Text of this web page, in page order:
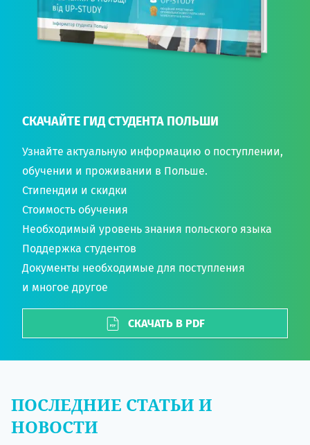
СКАЧАЙТЕ ГИД СТУДЕНТА ПОЛЬШИ
Узнайте актуальную информацию о поступлении,
обучении и проживании в Польше.
Стипендии и скидки
Стоимость обучения
Необходимый уровень знания польского языка
Поддержка студентов
Документы необходимые для поступления
и многое другое
СКАЧАТЬ В PDF
ПОСЛЕДНИЕ СТАТЬИ И
НОВОСТИ